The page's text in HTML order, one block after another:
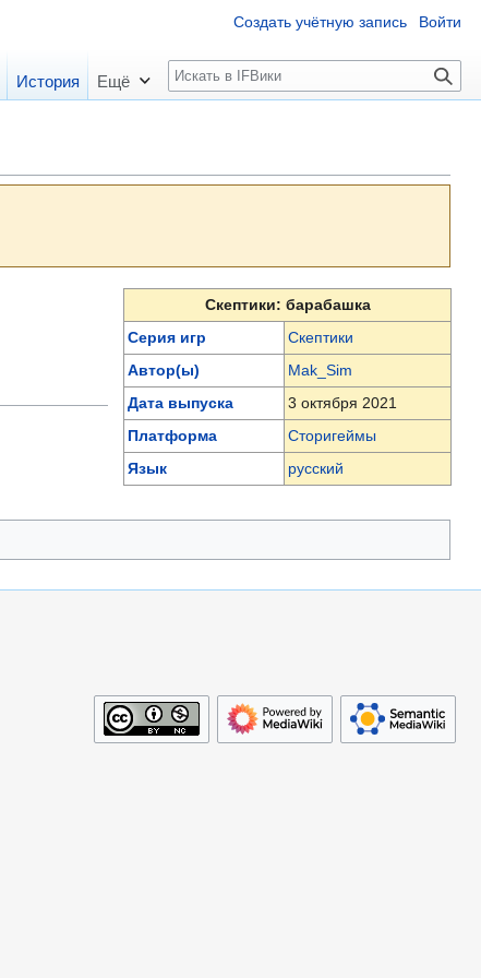
Скептики: барабашка
Серия игр
Скептики
Автор(ы)
Mak_Sim
Дата выпуска
3 октября 2021
Платформа
Сторигеймы
Язык
русский
Создать учётную запись Войти
История Ещё
П
о
к